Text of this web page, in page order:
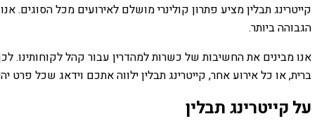
קייטרינג תבלין מציע פתרון קולינרי מושלם לאירועים מכל
הגבוהה ביותר.
אנו מבינים את החשיבות של כשרות למהדרין עבור קהל
ברית, או כל אירוע אחר, קייטרינג תבלין ילווה אתכם וידאג שכל פרט
על קייטרינג תבלין